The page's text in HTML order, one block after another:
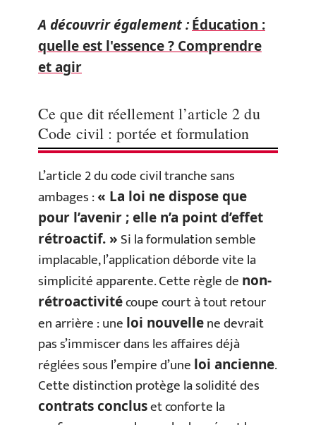
A découvrir également :Éducation :
quelle est l'essence ? Comprendre
et agir
Ce que dit réellement l’article 2 du
Code civil : portée et formulation
L’article 2 du code civil tranche sans
ambages :« La loi ne dispose que
pour l’avenir ; elle n’a point d’effet
rétroactif. »Si la formulation semble
implacable, l’application déborde vite la
simplicité apparente. Cette règle de non-
rétroactivitécoupe court à tout retour
en arrière : une loi nouvellene devrait
pas s’immiscer dans les affaires déjà
réglées sous l’empire d’une loi ancienne.
Cette distinction protège la solidité des
contrats concluset conforte la